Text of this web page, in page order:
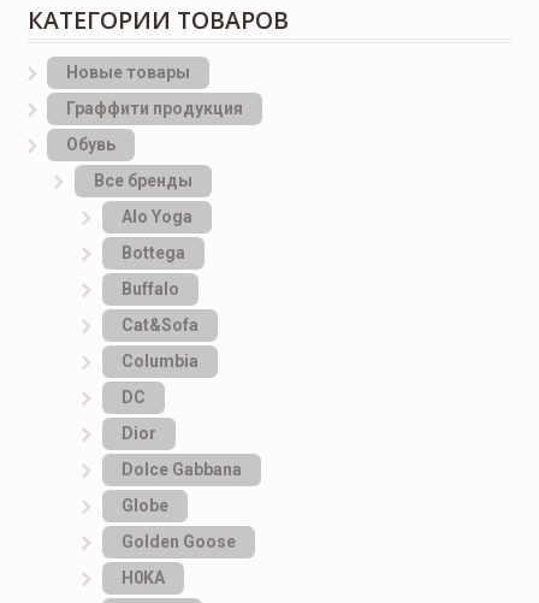
КАТЕГОРИИ ТОВАРОВ
Новые товары
Граффити продукция
Обувь
Все бренды
Alo Yoga
Bottеga
Buffalo
Cat&Sofa
Columbia
DC
Dior
Dolce Gabbana
Globe
Golden Goose
H0KA